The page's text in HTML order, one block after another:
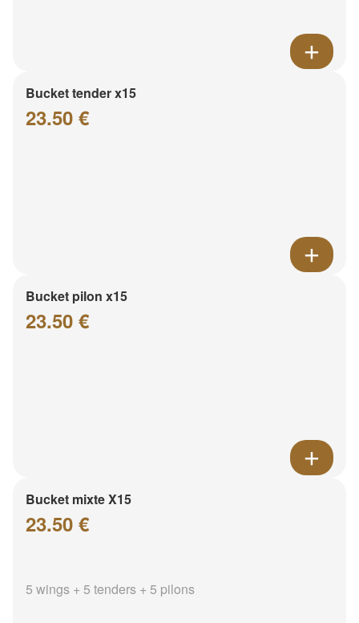
Bucket tender x15
23.50 €
Bucket pilon x15
23.50 €
Bucket mixte X15
23.50 €
5 wings + 5 tenders + 5 pilons